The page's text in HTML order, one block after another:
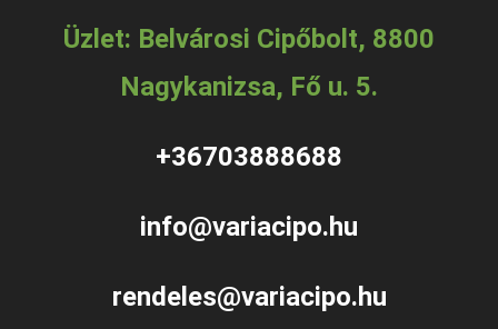
Üzlet: Belvárosi Cipőbolt, 8800
Nagykanizsa, Fő u. 5.
+36703888688
info@variacipo.hu
rendeles@variacipo.hu